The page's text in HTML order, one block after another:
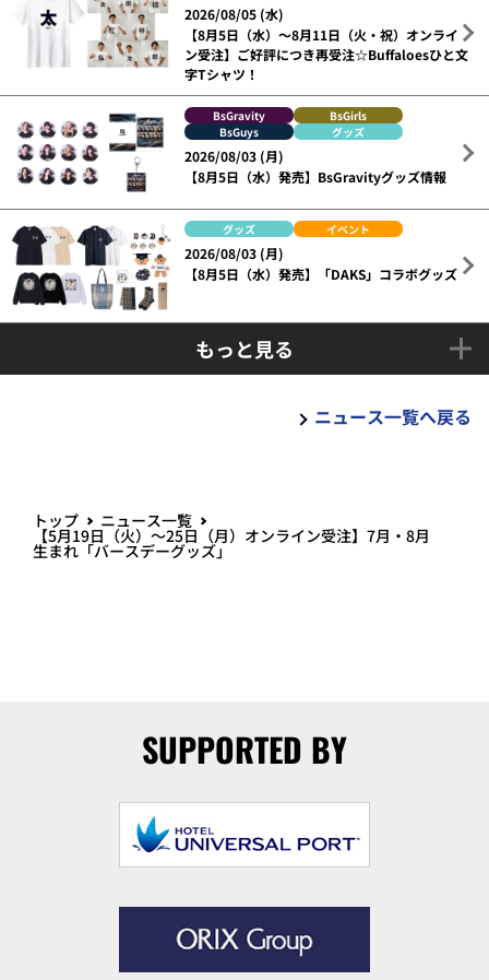
2026/08/05 (水)
【8月5日（水）～8月11日（火・祝）オンライ
ン受注】ご好評につき再受注☆Buffaloesひと文
字Tシャツ！
BsGravity
BsGirls
BsGuys
グッズ
2026/08/03 (月)
【8月5日（水）発売】BsGravityグッズ情報
グッズ イベント
2026/08/03 (月)
【8月5日（水）発売】「DAKS」コラボグッズ
もっと見る
ニュース一覧へ戻る
トップ ニュース一覧
【5月19日（火）～25日（月）オンライン受注】7月・8月
生まれ「バースデーグッズ」
SUPPORTED BY